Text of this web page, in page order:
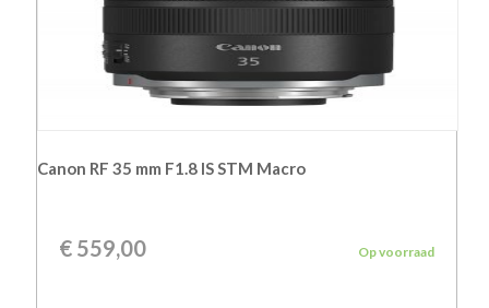
Canon RF 35 mm F1.8 IS STM Macro
€559,00 Op voorraad